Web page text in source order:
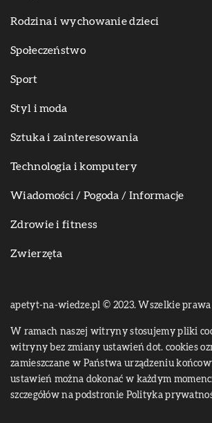
Rodzina i wychowanie dzieci
Społeczeństwo
Sport
Styl i moda
Sztuka i zainteresowania
Technologia i komputery
Wiadomości / Pogoda / Informacje
Zdrowie i fitness
Zwierzęta
apetyt-na-wiedze.pl © 2023. Wszelkie prawa
W ramach naszej witryny stosujemy pliki
witryny bez zmiany ustawień dot. cookies
zamieszczane w Państwa urządzeniu
ustawień można dokonać w każdym
szczegółów na podstronie Polityka